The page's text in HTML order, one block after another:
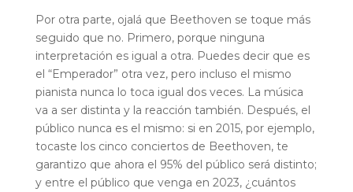
Por otra parte, ojalá que Beethoven se toque más
seguido que no. Primero, porque ninguna
interpretación es igual a otra. Puedes decir que es
el “Emperador” otra vez, pero incluso el mismo
pianista nunca lo toca igual dos veces. La música
va a ser distinta y la reacción también. Después, el
público nunca es el mismo: si en 2015, por ejemplo,
tocaste los cinco conciertos de Beethoven, te
garantizo que ahora el 95% del público será distinto;
y entre el público que venga en 2023, ¿cuántos